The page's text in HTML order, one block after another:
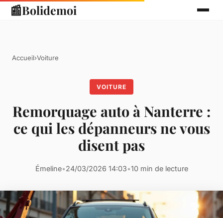
📰Bolidemoi
Accueil›Voiture
VOITURE
Remorquage auto à Nanterre :
ce qui les dépanneurs ne vous
disent pas
Émeline•24/03/2026 14:03•10 min de lecture